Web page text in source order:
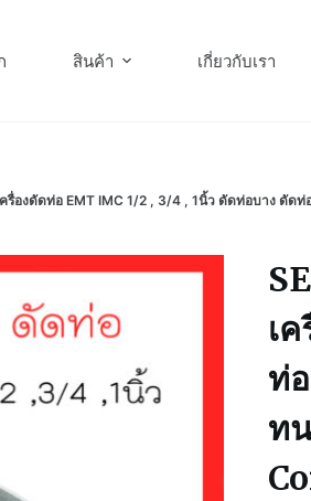
สินค้า เกี่ยวกับเรา
รื่องดัดท่อ EMT IMC 1/2 , 3/4 , 1นิ้ว ดัดท่อบาง ดัด
เ
ท่
ท